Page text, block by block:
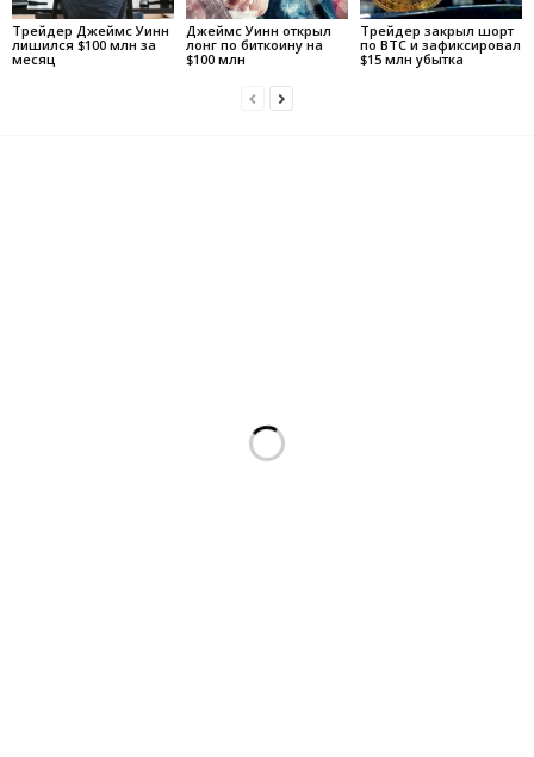
Трейдер Джеймс Уинн
лишился $100 млн за
месяц
Джеймс Уинн открыл
лонг по биткоину на
$100 млн
Трейдер закрыл шорт
по BTC и зафиксировал
$15 млн убытка